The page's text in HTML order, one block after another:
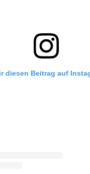
diesen Beitrag auf